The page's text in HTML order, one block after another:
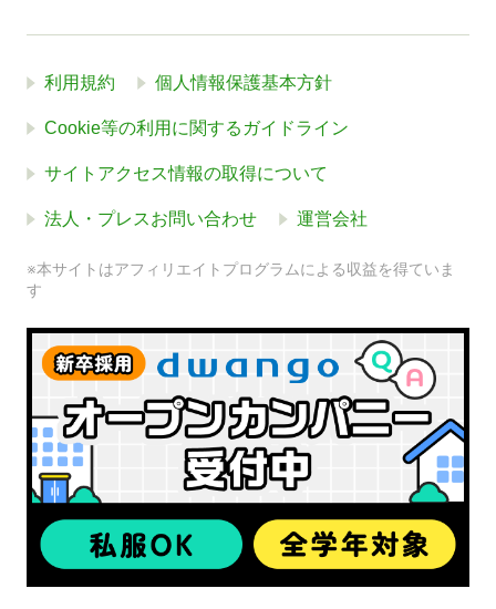
利用規約 個人情報保護基本方針
Cookie等の利用に関するガイドライン
サイトアクセス情報の取得について
法人・プレスお問い合わせ 運営会社
※本サイトはアフィリエイトプログラムによる収益を得ていま
す